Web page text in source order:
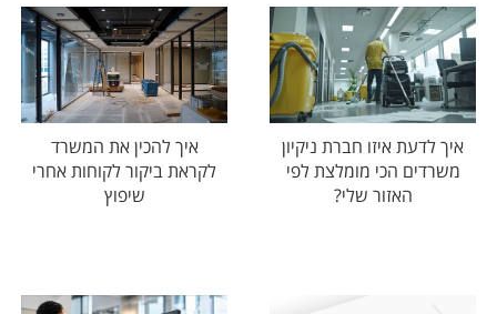
איך לדעת איזו חברת ניקיון
משרדים הכי מומלצת לפי
האזור שלי?
איך להכין את המשרד
לקראת ביקור לקוחות אחרי
שיפוץ